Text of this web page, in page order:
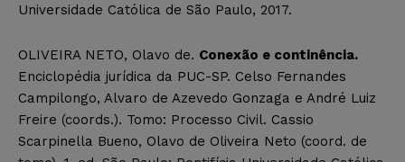
Universidade Católica de São Paulo, 2017.
OLIVEIRA NETO, Olavo de. Conexão e continência.
Enciclopédia jurídica da PUC-SP. Celso Fernandes
Campilongo, Alvaro de Azevedo Gonzaga e André Luiz
Freire (coords.). Tomo: Processo Civil. Cassio
Scarpinella Bueno, Olavo de Oliveira Neto (coord. de